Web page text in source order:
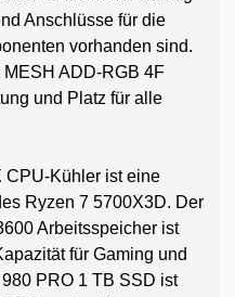
Anschlüsse für die
vorhanden sind.
ADD-RGB 4F
und Platz für alle
CPU-Kühler ist eine
Ryzen 7 5700X3D. Der
Arbeitsspeicher ist
für Gaming und
PRO 1 TB SSD ist